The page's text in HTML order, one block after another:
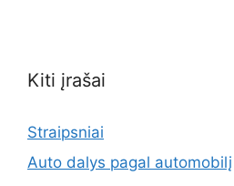
Kiti įrašai
Straipsniai
Auto dalys pagal automobilį